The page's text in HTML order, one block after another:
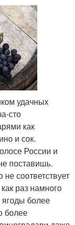
удачных
сто
как
и сок.
России и
поставишь.
соответствует
раз намного
ягоды более
более